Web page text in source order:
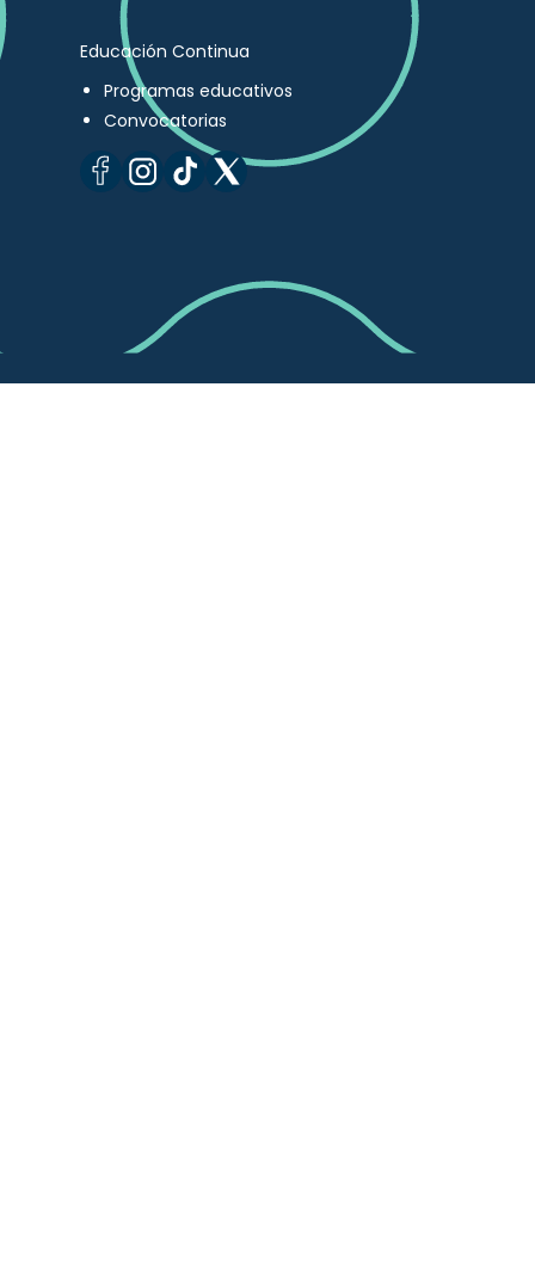
Educación Continua
Programas educativos
Convocatorias